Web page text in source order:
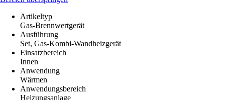
Artikeltyp
Gas-Brennwertgerät
Ausführung
Set, Gas-Kombi-Wandheizgerät
Einsatzbereich
Innen
Anwendung
Wärmen
Anwendungsbereich
Heizungsanlage